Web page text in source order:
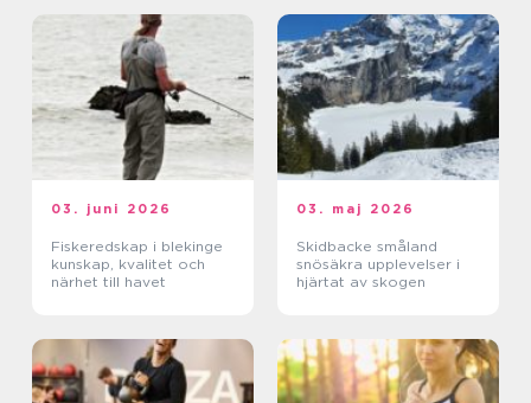
03. juni 2026
Fiskeredskap i blekinge
kunskap, kvalitet och
närhet till havet
03. maj 2026
Skidbacke småland
snösäkra upplevelser i
hjärtat av skogen